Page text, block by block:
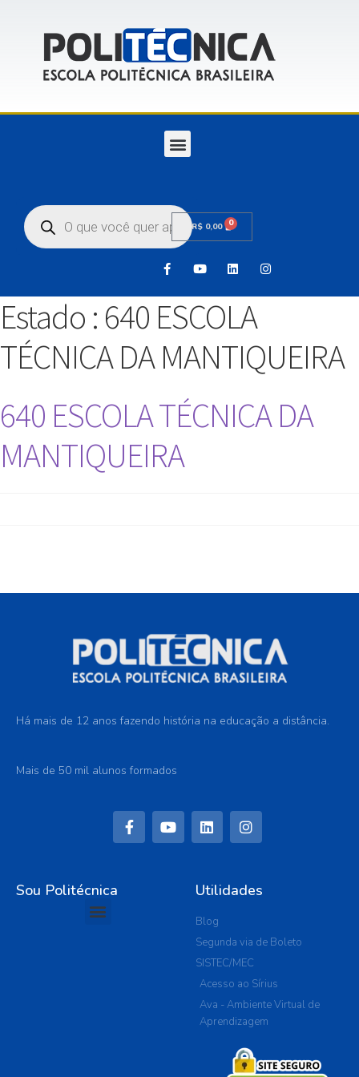
R$ 0,00 0
Estado : 640 ESCOLA
TÉCNICA DA MANTIQUEIRA
640 ESCOLA TÉCNICA DA
MANTIQUEIRA
Há mais de 12 anos fazendo história na educação a distância.
Mais de 50 mil alunos formados
Sou Politécnica Utilidades
Blog
Segunda via de Boleto
SISTEC/MEC
Acesso ao Sírius
Ava - Ambiente Virtual de
Aprendizagem